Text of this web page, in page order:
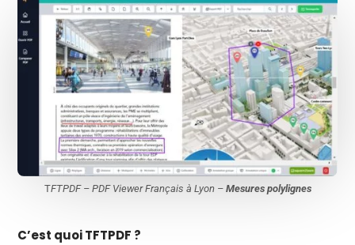
TFTPDF – PDF Viewer Français à Lyon – Mesures polylignes
C’est quoi TFTPDF ?